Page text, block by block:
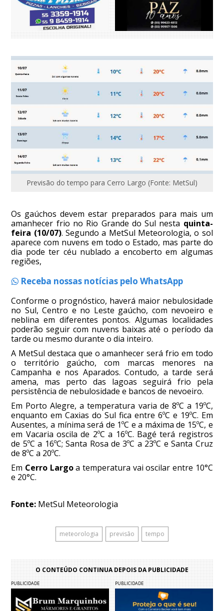
Previsão do tempo para Cerro Largo (Fonte: MetSul)
Os gaúchos devem estar preparados para mais um
amanhecer frio no Rio Grande do Sul nesta quinta-
feira (10/07). Segundo a MetSul Meteorologia, o sol
aparece com nuvens em todo o Estado, mas parte do
dia pode ter céu nublado a encoberto em algumas
regiões,
Receba nossas notícias pelo WhatsApp
Conforme o prognóstico, haverá maior nebulosidade
no Sul, Centro e no Leste gaúcho, com nevoeiro e
neblina em diferentes pontos. Algumas localidades
poderão seguir com nuvens baixas até o período da
tarde ou mesmo durante o dia inteiro.
A MetSul destaca que o amanhecer será frio em todo
o território gaúcho, com marcas menores na
Campanha e nos Aparados. Contudo, a tarde será
amena, mas perto das lagoas seguirá frio pela
persistência de nebulosidade e bancos de nevoeiro.
Em Porto Alegre, a temperatura varia de 8ºC a 19ºC,
enquanto em Caxias do Sul fica entre 6ºC e 19ºC. Em
Ausentes, a mínima será de 1ºC e a máxima de 15ºC, e
em Vacaria oscila de 2ºC a 16ºC. Bagé terá registros
de 5ºC a 16ºC; Santa Rosa de 3ºC a 23ºC e Santa Cruz
de 8ºC a 20ºC.
Em Cerro Largoa temperatura vai oscilar entre 10°C
e 20°C.
Fonte: MetSul Meteorologia
meteorologia previsão tempo
O CONTEÚDO CONTINUA DEPOIS DA PUBLICIDADE
PUBLICIDADE PUBLICIDADE